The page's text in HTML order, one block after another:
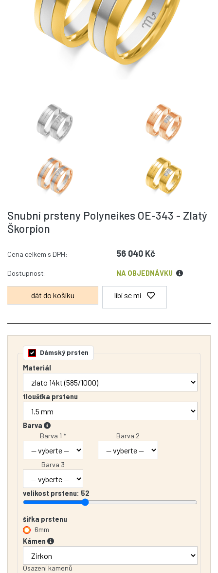
Snubní prsteny Polyneikes OE-343 - Zlatý
Škorpion
Cena celkem s DPH: 56 040 Kč
Dostupnost: NA OBJEDNÁVKU
líbí se mi
Dámský prsten
Materiál
tloušťka prstenu
Barva
Barva 1 *
Barva 2
Barva 3
velikost prstenu: 52
šířka prstenu
6mm
Kámen
Osazení kamenů